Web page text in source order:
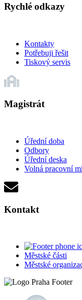
Rychlé odkazy
Kontakty
Potřebuji řešit
Tiskový servis
Magistrát
Úřední doba
Odbory
Úřední deska
Volná pracovní
Kontakt
Městské části
Městské